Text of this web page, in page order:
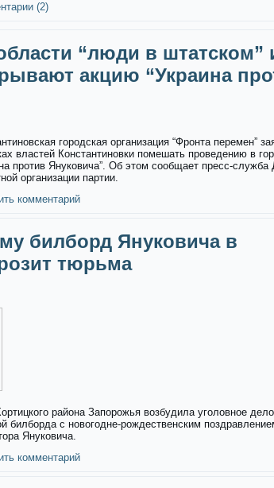
(2)
“люди в штатском”
акцию “Украина
городская организация “Фронта перемен”
властей Константиновки помешать проведению в
против Януковича”. Об этом сообщает пресс-служба
организации партии.
комментарий
билборд Януковича в
тюрьма
района Запорожья возбудила уголовное
билборда с новогодне-рождественским
Януковича.
комментарий